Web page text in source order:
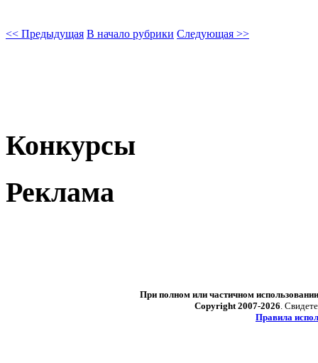
<< Предыдущая В начало рубрики Следующая >>
Конкурсы
Реклама
При полном или частичном
Copyright 2007-2026 .
Правила